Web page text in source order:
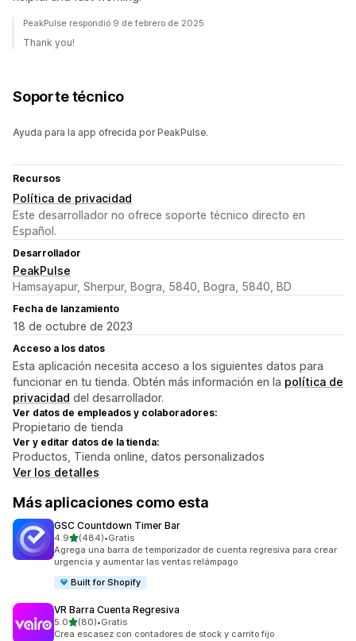
PeakPulse respondió 9 de febrero de 2025
Thank you!
Soporte técnico
Ayuda para la app ofrecida por PeakPulse.
Recursos
Política de privacidad
Este desarrollador no ofrece soporte técnico directo en
Español.
Desarrollador
PeakPulse
Hamsayapur, Sherpur, Bogra, 5840, Bogra, 5840, BD
Fecha de lanzamiento
18 de octubre de 2023
Acceso a los datos
Esta aplicación necesita acceso a los siguientes datos para
funcionar en tu tienda. Obtén más información en la política de
privacidad del desarrollador.
Ver datos de empleados y colaboradores:
Propietario de tienda
Ver y editar datos de la tienda:
Productos, Tienda online, datos personalizados
Ver los detalles
Más aplicaciones como esta
GSC Countdown Timer Bar
4.9de 5 estrellas
(484)
484 reseñas en total
•Gratis
Agrega una barra de temporizador de cuenta regresiva para crear
urgencia y aumentar las ventas relámpago
Built for Shopify
VR Barra Cuenta Regresiva
5.0de 5 estrellas
(80)
80 reseñas en total
•Gratis
Crea escasez con contadores de stock y carrito fijo